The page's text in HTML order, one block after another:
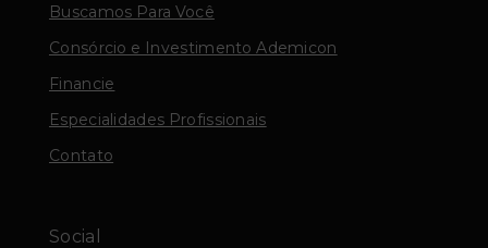
Buscamos Para Você
Consórcio e Investimento Ademicon
Financie
Especialidades Profissionais
Contato
Social